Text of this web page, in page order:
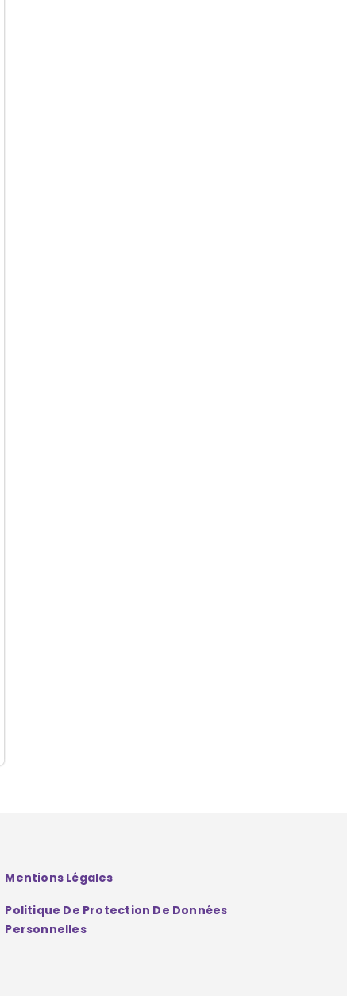
Mentions Légales
Politique De Protection De Données
Personnelles